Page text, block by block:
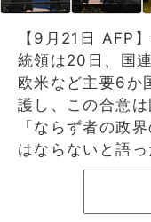
【9月21日 AFP
統領は20日、国
欧米など主要6か
護し、この合意は
「ならず者の政
はならないと語っ